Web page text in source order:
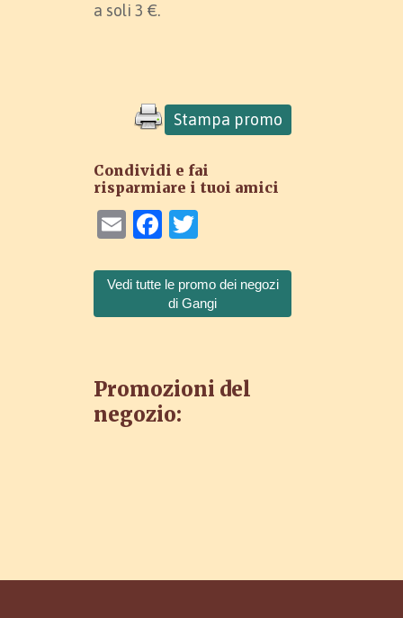
a soli 3 €.
Stampa promo
Condividi e fai
risparmiare i tuoi amici
EmailFacebook
Vedi tutte le promo dei negozi
di Gangi
Promozioni del
negozio: